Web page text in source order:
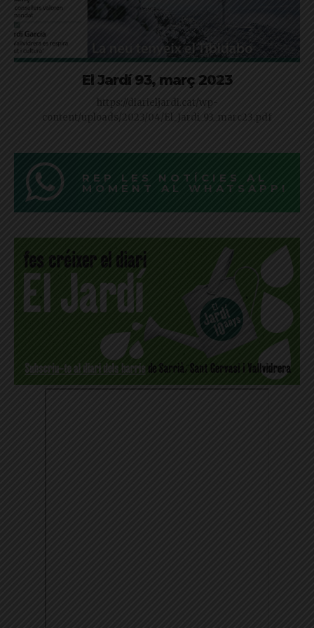
El Jardí 93, març 2023
https://diarieljardi.cat/wp-
content/uploads/2023/04/El_Jardi_93_marc23.pdf
REP LES NOTÍCIES AL
MOMENT AL WHATSAPP!